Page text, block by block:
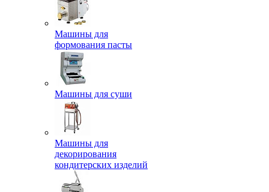
Машины для
формования пасты
Машины для суши
Машины для
декорирования
кондитерских изделий